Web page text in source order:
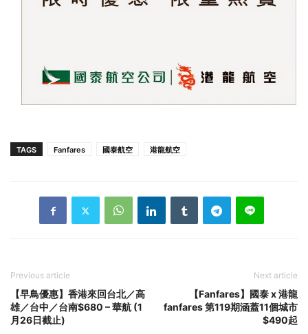
TAGS Fanfares 國泰航空 港龍航空
Previous article
【早鳥優惠】香港來回台北／高
雄／台中／台南$680 – 華航 (1
月26日截止)
Next article
【Fanfares】國泰 x 港龍
fanfares 第119期涵蓋11個城市
$490起